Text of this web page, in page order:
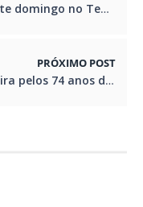
no Teatro Positivo
PRÓXIMO POST
Parabéns Sociedade Árabe Brasileira pelos 74 anos de resistência e luta